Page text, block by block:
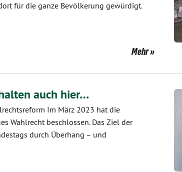
für die ganze Bevölkerung gewürdigt.
Mehr
auch hier…
Im März 2023 hat die
Wahlrecht beschlossen. Das Ziel der
durch Überhang – und